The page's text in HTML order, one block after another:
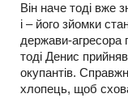
Він наче тоді вже
і – його зйомки
держави-агресора
тоді Денис
окупантів.
хлопець, щоб